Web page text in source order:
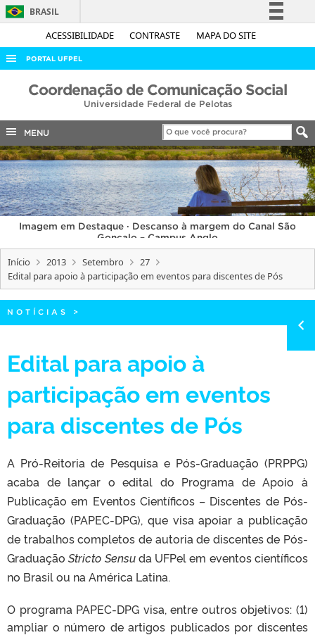
ACESSIBILIDADE CONTRASTE MAPA DO SITE
BRASIL
Simplifique!
Acesso à informação
Legislação
Canais
PORTAL UFPEL
ACESSO À INFORMAÇÃO
COBALTO
CONCURSOS
EDITAIS
INTERNACIONAL
OUVIDORIA
PORTARIAS
TELEFONES
Coordenação de Comunicação Social
Universidade Federal de Pelotas
MENU
Imagem em Destaque · Descanso à margem do Canal São
Gonçalo – Campus Anglo
Início 2013 Setembro
27
Edital para apoio à participação em eventos para discentes de Pós
NOTÍCIAS >
Edital para apoio à
participação em eventos
para discentes de Pós
A Pró-Reitoria de Pesquisa e Pós-Graduação (PRPPG)
acaba de lançar o edital do Programa de Apoio à
Publicação em Eventos Científicos – Discentes de Pós-
Graduação (PAPEC-DPG), que visa apoiar a publicação
de trabalhos completos de autoria de discentes de Pós-
GraduaçãoStricto Sensuda UFPel em eventos científicos
no Brasil ou na América Latina.
O programa PAPEC-DPG visa, entre outros objetivos: (1)
ampliar o número de artigos publicados por discentes